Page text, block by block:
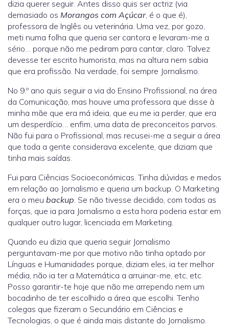
dizia querer seguir. Antes disso quis ser actriz (via
demasiado os Morangos com Açúcar, é o que é),
professora de Inglês ou veterinária. Uma vez, por gozo,
meti numa folha que queria ser cantora e levaram-me a
sério… porque não me pediram para cantar, claro. Talvez
devesse ter escrito humorista, mas na altura nem sabia
que era profissão. Na verdade, foi sempre Jornalismo.
No 9.º ano quis seguir a via do Ensino Profissional, na área
da Comunicação, mas houve uma professora que disse à
minha mãe que era má ideia, que eu me ia perder, que era
um desperdício… enfim, uma data de preconceitos parvos.
Não fui para o Profissional, mas recusei-me a seguir a área
que toda a gente considerava excelente, que diziam que
tinha mais saídas.
Fui para Ciências Socioeconómicas. Tinha dúvidas e medos
em relação ao Jornalismo e queria um backup. O Marketing
era o meu backup. Se não tivesse decidido, com todas as
forças, que ia para Jornalismo a esta hora poderia estar em
qualquer outro lugar, licenciada em Marketing.
Quando eu dizia que queria seguir Jornalismo
perguntavam-me por que motivo não tinha optado por
Línguas e Humanidades porque, diziam eles, ia ter melhor
média, não ia ter a Matemática a arruinar-me, etc, etc.
Posso garantir-te hoje que não me arrependo nem um
bocadinho de ter escolhido a área que escolhi. Tenho
colegas que fizeram o Secundário em Ciências e
Tecnologias, o que é ainda mais distante do Jornalismo.